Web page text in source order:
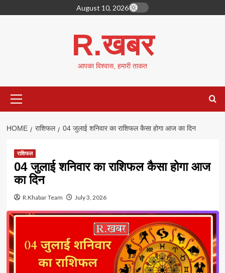
to
August 10, 2026
R.खबर
आपका विश्वास, हमारी ताकत
Menu
HOME राशिफल 04 जुलाई शनिवार का राशिफल कैसा होगा आज का दिन
राशिफल
04 जुलाई शनिवार का राशिफल कैसा होगा आज
का दिन
R.Khabar Team July 3, 2026